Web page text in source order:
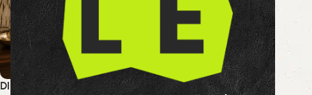
DIFFUSORE FRAG LIMONE ED